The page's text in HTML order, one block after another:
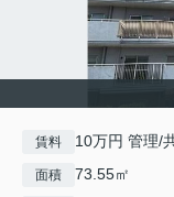
賃料 10万円 管理/
面積 73.55㎡